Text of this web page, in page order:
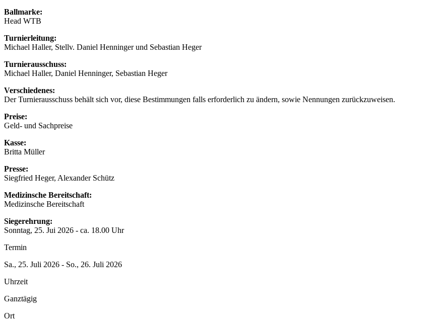
Ballmarke:
Head WTB
Turnierleitung:
Michael Haller, Stellv. Daniel Henninger und Sebastian Heger
Turnierausschuss:
Michael Haller, Daniel Henninger, Sebastian Heger
Verschiedenes:
Der Turnierausschuss behält sich vor, diese Bestimmungen falls erforderlich zu ändern, sowie Nennungen zurückzuweisen.
Preise:
Geld- und Sachpreise
Kasse:
Britta Müller
Presse:
Siegfried Heger, Alexander Schütz
Medizinsche Bereitschaft:
Medizinsche Bereitschaft
Siegerehrung:
Sonntag, 25. Jui 2026 - ca. 18.00 Uhr
Termin
Sa., 25. Juli 2026 - So., 26. Juli 2026
Uhrzeit
Ganztägig
Ort